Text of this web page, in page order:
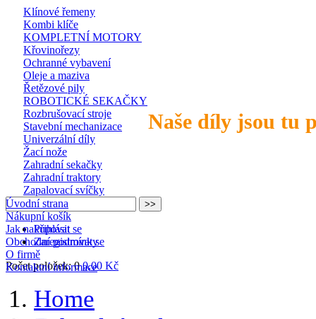
Naše díly jsou tu
Klínové řemeny
Kombi klíče
KOMPLETNÍ MOTORY
Křovinořezy
Ochranné vybavení
Oleje a maziva
Řetězové pily
ROBOTICKÉ SEKAČKY
Rozbrušovací stroje
Stavební mechanizace
Univerzální díly
Žací nože
Zahradní sekačky
Zahradní traktory
Zapalovací svíčky
Přihlásit se
Zaregistrovat se
Počet položek: 0 0,00 Kč
Úvodní strana
Nákupní košík
Jak nakupovat
Obchodní podmínky
O firmě
Kontaktní informace
Home